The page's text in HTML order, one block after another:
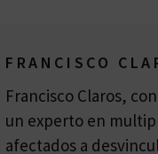
FRANCISCO
Francisco Claros,
un experto en
afectados a